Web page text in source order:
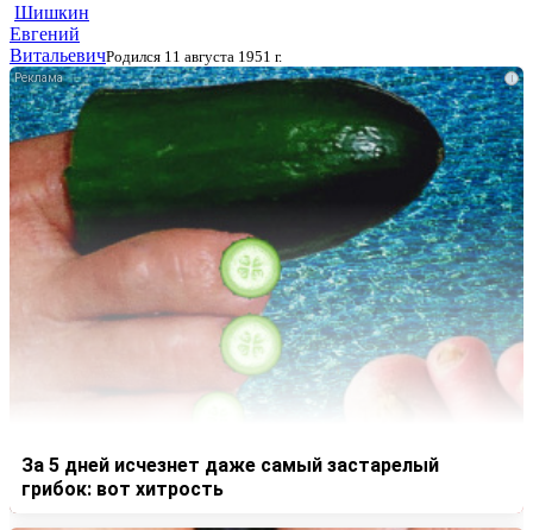
Шишкин
Евгений
ВитальевичРодился 11 августа 1951 г.
i
За 5 дней исчезнет даже самый застарелый
грибок: вот хитрость